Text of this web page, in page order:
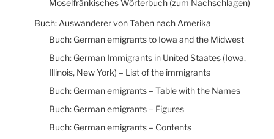
Moselfränkisches Wörterbuch (zum Nachschlagen)
Buch: Auswanderer von Taben nach Amerika
Buch: German emigrants to Iowa and the Midwest
Buch: German Immigrants in United Staates (Iowa,
Illinois, New York) – List of the immigrants
Buch: German emigrants – Table with the Names
Buch: German emigrants – Figures
Buch: German emigrants – Contents